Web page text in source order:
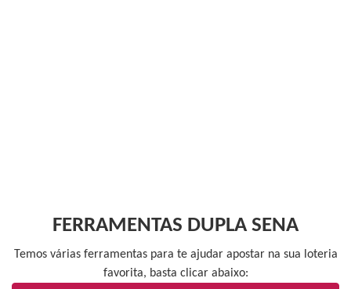
FERRAMENTAS DUPLA SENA
Temos várias ferramentas para te ajudar apostar na sua loteria
favorita, basta clicar abaixo: